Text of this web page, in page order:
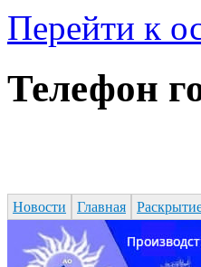
Перейти к
Телефон
Новости Главная